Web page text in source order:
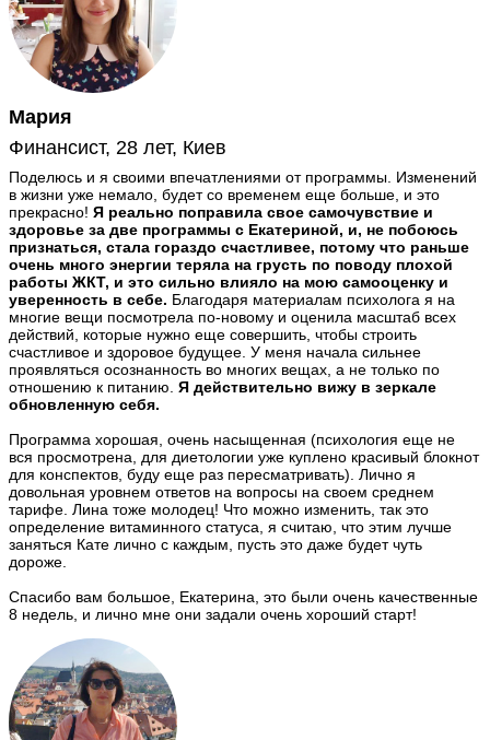
Мария
Финансист, 28 лет, Киев
Поделюсь и я своими впечатлениями от программы. Изменений
в жизни уже немало, будет со временем еще больше, и это
прекрасно! Я реально поправила свое самочувствие и
здоровье за две программы с Екатериной, и, не побоюсь
признаться, стала гораздо счастливее, потому что раньше
очень много энергии теряла на грусть по поводу плохой
работы ЖКТ, и это сильно влияло на мою самооценку и
уверенность в себе. Благодаря материалам психолога я на
многие вещи посмотрела по-новому и оценила масштаб всех
действий, которые нужно еще совершить, чтобы строить
счастливое и здоровое будущее. У меня начала сильнее
проявляться осознанность во многих вещах, а не только по
отношению к питанию. Я действительно вижу в зеркале
обновленную себя.
Программа хорошая, очень насыщенная (психология еще не
вся просмотрена, для диетологии уже куплено красивый блокнот
для конспектов, буду еще раз пересматривать). Лично я
довольная уровнем ответов на вопросы на своем среднем
тарифе. Лина тоже молодец! Что можно изменить, так это
определение витаминного статуса, я считаю, что этим лучше
заняться Кате лично с каждым, пусть это даже будет чуть
дороже.
Спасибо вам большое, Екатерина, это были очень качественные
8 недель, и лично мне они задали очень хороший старт!